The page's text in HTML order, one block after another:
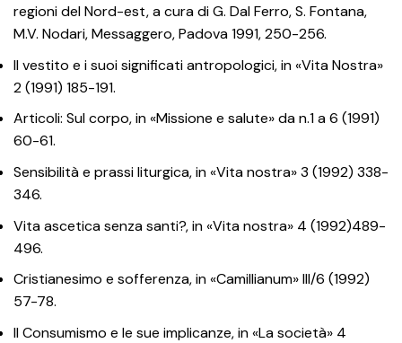
regioni del Nord-est, a cura di G. Dal Ferro, S. Fontana,
M.V. Nodari, Messaggero, Padova 1991, 250-256.
Il vestito e i suoi significati antropologici, in «Vita Nostra»
2 (1991) 185-191.
Articoli: Sul corpo, in «Missione e salute» da n.1 a 6 (1991)
60-61.
Sensibilità e prassi liturgica, in «Vita nostra» 3 (1992) 338-
346.
Vita ascetica senza santi?, in «Vita nostra» 4 (1992)489-
496.
Cristianesimo e sofferenza, in «Camillianum» III/6 (1992)
57-78.
Il Consumismo e le sue implicanze, in «La società» 4